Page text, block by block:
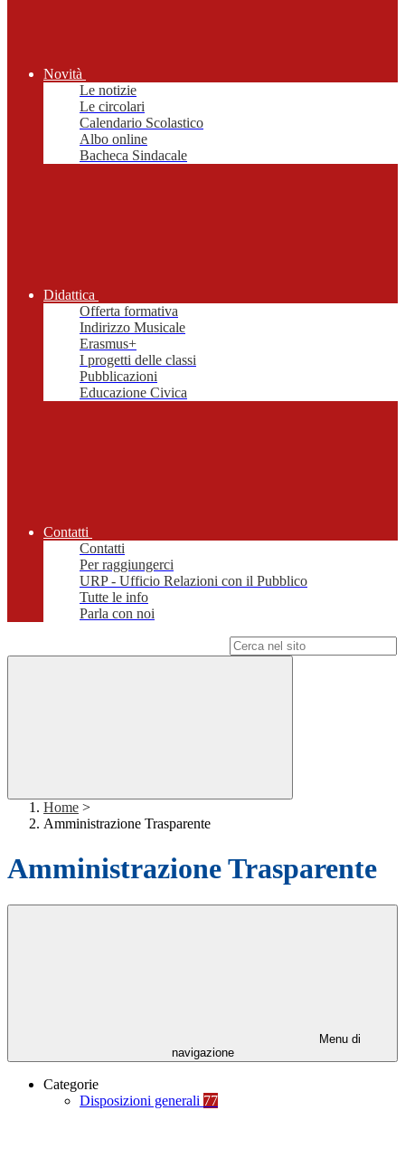
Novità
Le notizie
Le circolari
Calendario Scolastico
Albo online
Bacheca Sindacale
Didattica
Offerta formativa
Indirizzo Musicale
Erasmus+
I progetti delle classi
Pubblicazioni
Educazione Civica
Contatti
Contatti
Per raggiungerci
URP - Ufficio Relazioni con il Pubblico
Tutte le info
Parla con noi
Home >
Amministrazione Trasparente
Amministrazione Trasparente
Menu di
navigazione
Categorie
Disposizioni generali 77